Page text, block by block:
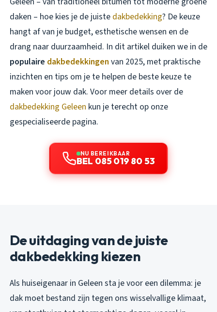
daken – hoe kies je de juiste dakbedekking? De keuze
hangt af van je budget, esthetische wensen en de
drang naar duurzaamheid. In dit artikel duiken we in de
populaire dakbedekkingen van 2025, met praktische
inzichten en tips om je te helpen de beste keuze te
maken voor jouw dak. Voor meer details over de
dakbedekking Geleen kun je terecht op onze
gespecialiseerde pagina.
NU BEREIKBAAR
BEL 085 019 80 53
De uitdaging van de juiste
dakbedekking kiezen
Als huiseigenaar in Geleen sta je voor een dilemma: je
dak moet bestand zijn tegen ons wisselvallige klimaat,